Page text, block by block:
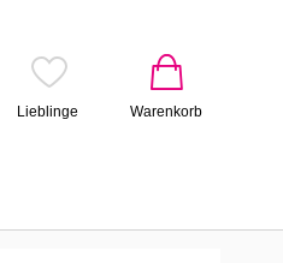
Warenkorb
Lieblinge